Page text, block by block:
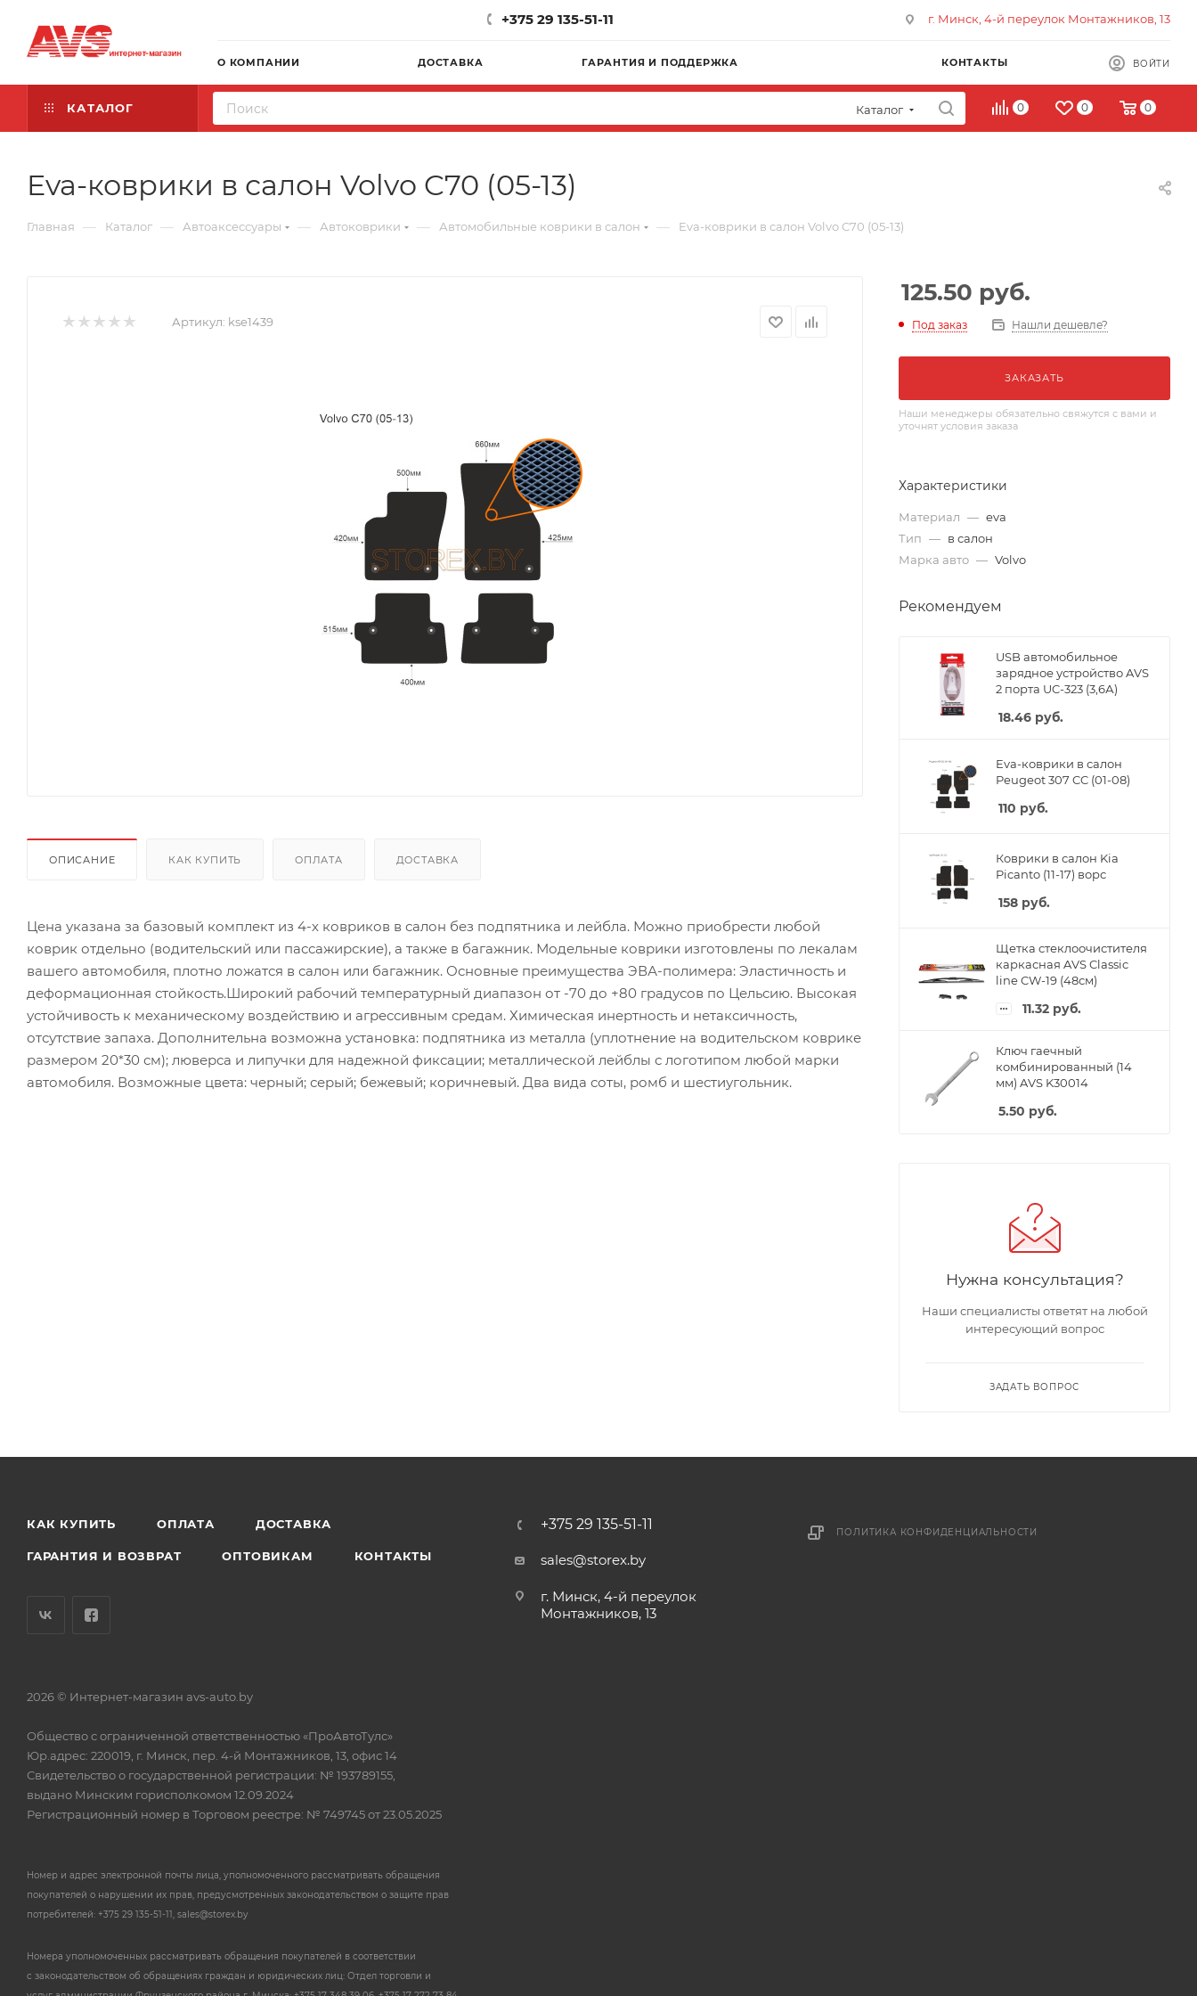
+375 29 135-51-11 г. Минск, 4-й переулок Монтажников, 13
О КОМПАНИИ ДОСТАВКА ГАРАНТИЯ И ПОДДЕРЖКА КОНТАКТЫ ВОЙТИ
КАТАЛОГ Каталог 0 0 0
Eva-коврики в салон Volvo C70 (05-13)
Главная — Каталог — Автоаксессуары — Автоковрики — Автомобильные коврики в салон — Eva-коврики в салон Volvo C70 (05-13)
Артикул: kse1439
ОПИСАНИЕ КАК КУПИТЬ ОПЛАТА ДОСТАВКА
Цена указана за базовый комплект из 4-х ковриков в салон без подпятника и лейбла. Можно приобрести любой
коврик отдельно (водительский или пассажирские), а также в багажник. Модельные коврики изготовлены по лекалам
вашего автомобиля, плотно ложатся в салон или багажник. Основные преимущества ЭВА-полимера: Эластичность и
деформационная стойкость.Широкий рабочий температурный диапазон от -70 до +80 градусов по Цельсию. Высокая
устойчивость к механическому воздействию и агрессивным средам. Химическая инертность и нетаксичность,
отсутствие запаха. Дополнительна возможна установка: подпятника из металла (уплотнение на водительском коврике
размером 20*30 см); люверса и липучки для надежной фиксации; металлической лейблы с логотипом любой марки
автомобиля. Возможные цвета: черный; серый; бежевый; коричневый. Два вида соты, ромб и шестиугольник.
125.50 руб.
Под заказ Нашли дешевле?
ЗАКАЗАТЬ
Наши менеджеры обязательно свяжутся с вами и
уточнят условия заказа
Характеристики
Материал — eva
Тип — в салон
Марка авто — Volvo
Рекомендуем
USB автомобильное
зарядное устройство AVS
2 порта UC-323 (3,6А)
18.46 руб.
Eva-коврики в салон
Peugeot 307 CC (01-08)
110 руб.
Коврики в салон Kia
Picanto (11-17) ворс
158 руб.
Щетка стеклоочистителя
каркасная AVS Classic
line CW-19 (48см)
11.32 руб.
Ключ гаечный
комбинированный (14
мм) AVS K30014
5.50 руб.
Нужна консультация?
Наши специалисты ответят на любой
интересующий вопрос
ЗАДАТЬ ВОПРОС
КАК КУПИТЬ ОПЛАТА ДОСТАВКА
ГАРАНТИЯ И ВОЗВРАТ ОПТОВИКАМ КОНТАКТЫ
+375 29 135-51-11
sales@storex.by
г. Минск, 4-й переулок
Монтажников, 13
ПОЛИТИКА КОНФИДЕНЦИАЛЬНОСТИ
2026 © Интернет-магазин avs-auto.by
Общество с ограниченной ответственностью «ПроАвтоТулс»
Юр.адрес: 220019, г. Минск, пер. 4-й Монтажников, 13, офис 14
Свидетельство о государственной регистрации: № 193789155,
выдано Минским горисполкомом 12.09.2024
Регистрационный номер в Торговом реестре: № 749745 от 23.05.2025
Номер и адрес электронной почты лица, уполномоченного рассматривать обращения
покупателей о нарушении их прав, предусмотренных законодательством о защите прав
потребителей: +375 29 135-51-11, sales@storex.by
Номера уполномоченных рассматривать обращения покупателей в соответствии
с законодательством об обращениях граждан и юридических лиц: Отдел торговли и